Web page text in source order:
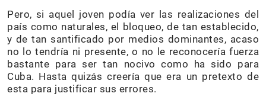
Pero, si aquel joven podía ver las realizaciones del
país como naturales, el bloqueo, de tan establecido,
y de tan santificado por medios dominantes, acaso
no lo tendría ni presente, o no le reconocería fuerza
bastante para ser tan nocivo como ha sido para
Cuba. Hasta quizás creería que era un pretexto de
esta para justificar sus errores.